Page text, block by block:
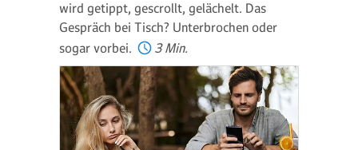
wird getippt, gescrollt, gelächelt. Das
Gespräch bei Tisch? Unterbrochen oder
sogar vorbei.
3 Min.